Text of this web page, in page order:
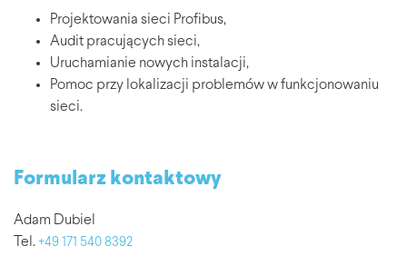
Projektowania sieci Profibus,
Audit pracujących sieci,
Uruchamianie nowych instalacji,
Pomoc przy lokalizacji problemów w funkcjonowaniu
sieci.
Formularz kontaktowy
Adam Dubiel
Tel. +49 171 540 8392